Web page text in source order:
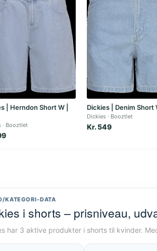
| Herndon Short W |
Booztlet
Dickies | Denim Short
Dickies Booztlet
Kr. 549
KATEGORI-DATA
i shorts – prisniveau,
har 3 aktive produkter i shorts til kvinder.